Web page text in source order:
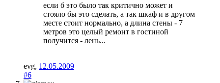
если б это было так критично может и
стояло бы это сделать, а так шкаф и в другом
месте стоит нормально, а длина стены - 7
метров это целый ремонт в гостиной
получится - лень...
evg, 12.05.2009
#6